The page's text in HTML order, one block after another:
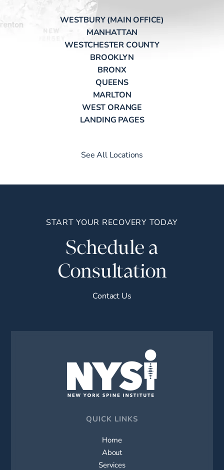
WESTBURY (MAIN OFFICE)
MANHATTAN
WESTCHESTER COUNTY
BROOKLYN
BRONX
QUEENS
MARLTON
WEST ORANGE
LANDING PAGES
See All Locations
START YOUR RECOVERY TODAY
Schedule a
Consultation
Contact Us
QUICK LINKS
Home
About
Services